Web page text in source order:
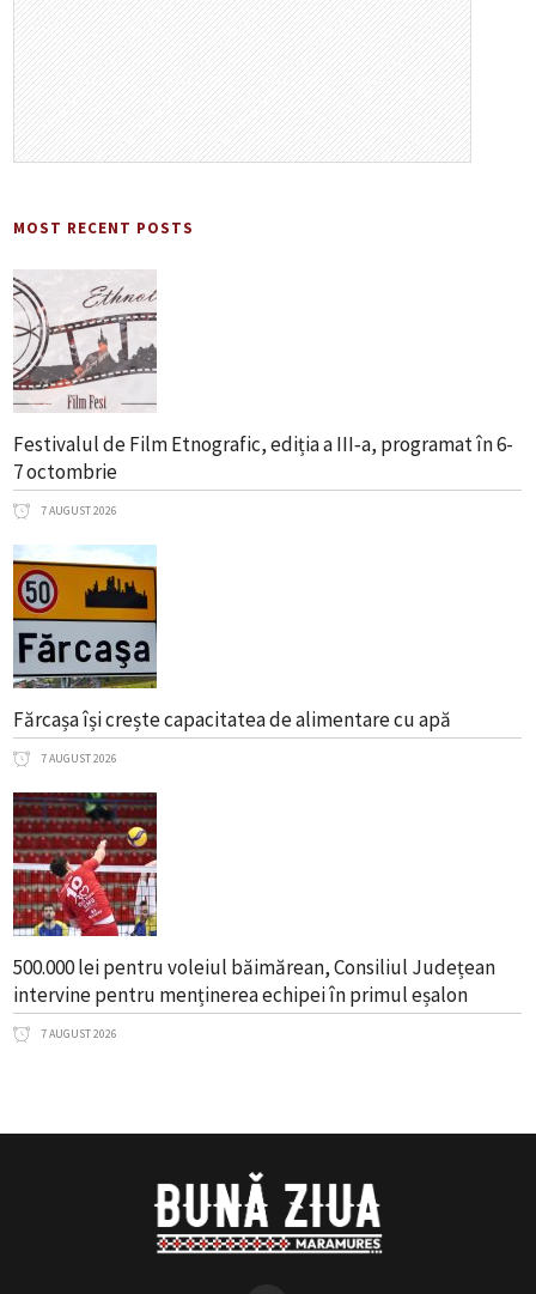
MOST RECENT POSTS
Festivalul de Film Etnografic, ediția a III‑a, programat în 6-
7 octombrie
7 AUGUST 2026
Fărcașa își crește capacitatea de alimentare cu apă
7 AUGUST 2026
500.000 lei pentru voleiul băimărean, Consiliul Județean
intervine pentru menținerea echipei în primul eșalon
7 AUGUST 2026